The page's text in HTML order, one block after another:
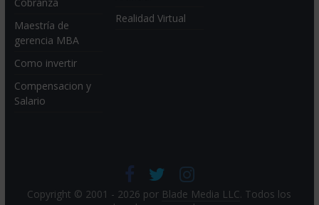
Maestría de
gerencia MBA
Como invertir
Compensacion y
Salario
Realidad Virtual
Copyright © 2001 - 2026 por Blade Media LLC. Todos los